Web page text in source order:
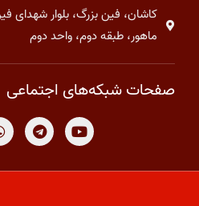
کاشان، فین بزرگ، بلوار شهدای
ماهور، طبقه دوم، واحد دوم
صفحات شبکه‌های اجتماعی
Y
o
u
t
T
e
l
e